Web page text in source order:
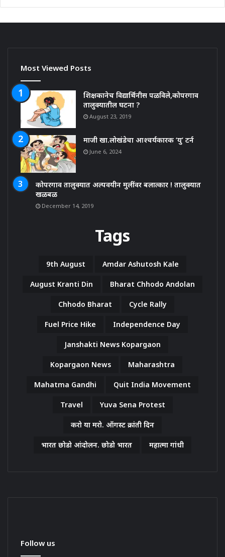
Most Viewed Posts
शिक्षकानेच विद्यार्थिनीस पळविले,कोपरगाव
तालुक्यातील घटना ?
August 23, 2019
माजी खा.लोखंडेचा आश्चर्यकारक ‘यु’ टर्न
June 6, 2024
कोपरगाव तालुक्यात अल्पवयीन मुलींवर बलात्कार ! तालुक्यात
खळबळ
December 14, 2019
Tags
9th August Amdar Ashutosh Kale
August Kranti Din Bharat Chhodo Andolan
Chhodo Bharat Cycle Rally
Fuel Price Hike Independence Day
Janshakti News Kopargaon
Kopargaon News Maharashtra
Mahatma Gandhi Quit India Movement
Travel Yuva Sena Protest
करो या मरो. ऑगस्ट क्रांती दिन
भारत छोडो आंदोलन. छोडो भारत महात्मा गांधी
Follow us